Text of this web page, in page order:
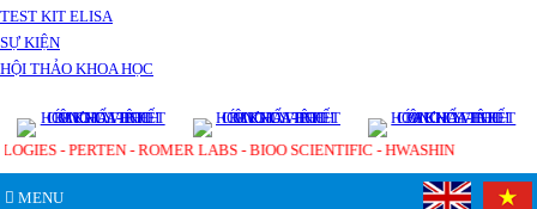
TEST KIT ELISA
SỰ KIỆN
HỘI THẢO KHOA HỌC
- PERTEN - ROMER LABS - BIOO SCIENTIFIC - HWASHIN
MENU